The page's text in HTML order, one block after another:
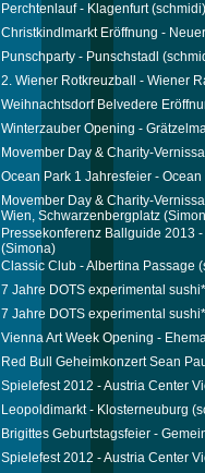
Perchtenlauf - Klagenfurt(schmidi)
Christkindlmarkt Eröffnung -
Punschparty - Punschstadl
2. Wiener Rotkreuzball - Wiener
Weihnachtsdorf Belvedere
Winterzauber Opening -
Movember Day & Charity-
Ocean Park 1 Jahresfeier -
Movember Day & Charity-
Wien, Schwarzenbergplatz
Pressekonferenz Ballguide 2013
(Simona)
Classic Club - Albertina Passage
7 Jahre DOTS experimental
7 Jahre DOTS experimental
Vienna Art Week Opening -
Red Bull Geheimkonzert Sean
Spielefest 2012 - Austria Center
Leopoldimarkt - Klosterneuburg
Brigittes Geburtstagsfeier -
Spielefest 2012 - Austria Center